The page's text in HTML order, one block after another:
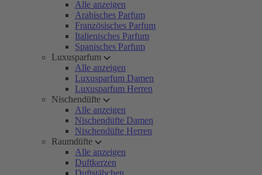
Alle anzeigen
Arabisches Parfum
Französisches Parfum
Italienisches Parfum
Spanisches Parfum
Luxusparfum
Alle anzeigen
Luxusparfum Damen
Luxusparfum Herren
Nischendüfte
Alle anzeigen
Nischendüfte Damen
Nischendüfte Herren
Raumdüfte
Alle anzeigen
Duftkerzen
Duftstäbchen